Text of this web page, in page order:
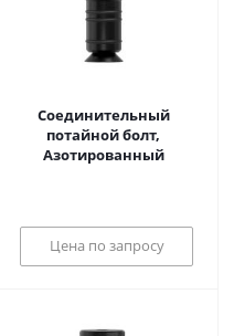
Соединительный
потайной болт,
Азотированный
Цена по запросу